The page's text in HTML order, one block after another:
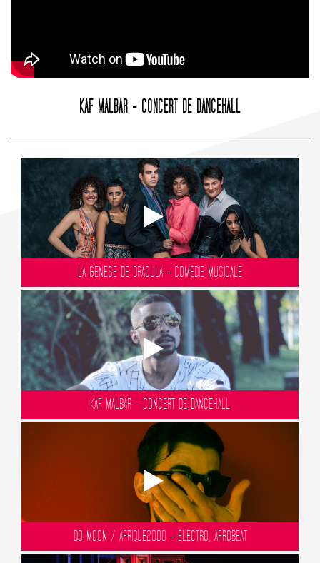
KAF MALBAR - CONCERT DE DANCEHALL
LA GENÈSE DE DRACULA - COMÉDIE MUSICALE
KAF MALBAR - CONCERT DE DANCEHALL
DO MOON / AFRIQUE2000 - ÉLECTRO, AFROBEAT